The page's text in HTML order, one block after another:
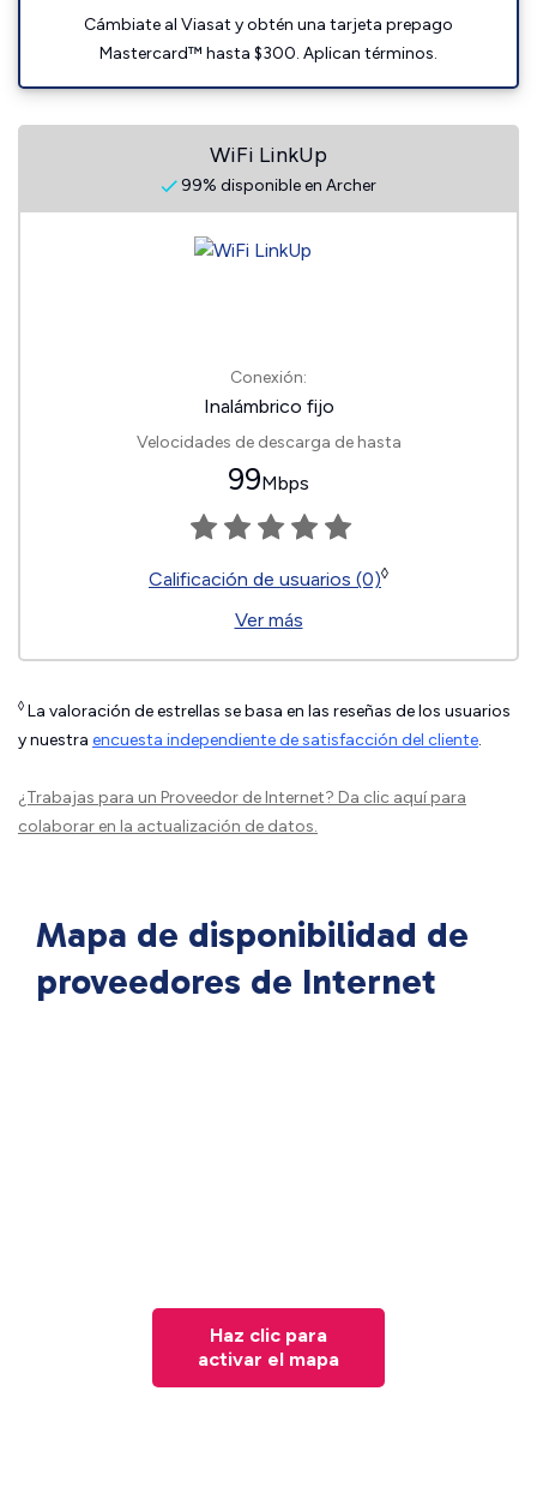
Cámbiate al Viasat y obtén una tarjeta prepago
Mastercard™ hasta $300. Aplican términos.
WiFi LinkUp
99% disponible en Archer
Conexión:
Inalámbrico fijo
Velocidades de descarga de hasta
99Mbps
Calificación de usuarios (0)◊
Ver más
◊ La valoración de estrellas se basa en las reseñas de los usuarios
y nuestra encuesta independiente de satisfacción del cliente.
¿Trabajas para un Proveedor de Internet? Da clic aquípara
colaborar en la actualización de datos.
Mapa de disponibilidad de
proveedores de Internet
Haz clic para
activar el mapa